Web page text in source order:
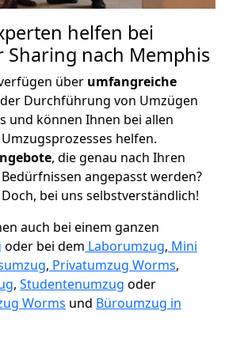
helfen bei
Sharing nach Memphis
über umfangreiche
Durchführung von Umzügen
und können Ihnen bei allen
helfen.
, die genau nach Ihren
angepasst werden?
bei uns selbstverständlich!
auch bei einem ganzen
oder bei dem Laborumzug, Mini
, Privatumzug Worms,
, Studentenumzug oder
Worms und Büroumzug in